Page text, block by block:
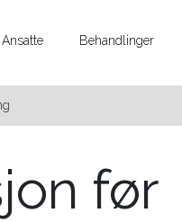
Behandlinger
før